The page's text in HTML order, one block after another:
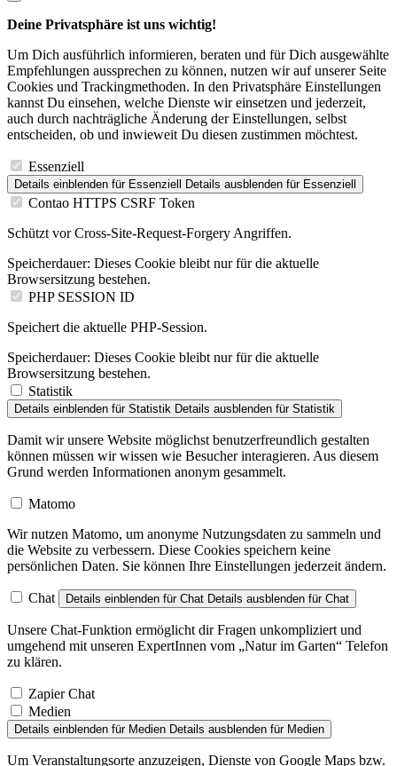
Um Dich ausführlich informieren, beraten und für Dich ausgewählte
Empfehlungen aussprechen zu können, nutzen wir auf unserer Seite
Cookies und Trackingmethoden. In den Privatsphäre Einstellungen
kannst Du einsehen, welche Dienste wir einsetzen und jederzeit,
auch durch nachträgliche Änderung der Einstellungen, selbst
entscheiden, ob und inwieweit Du diesen zustimmen möchtest.
Essenziell
Contao HTTPS CSRF Token
Schützt vor Cross-Site-Request-Forgery Angriffen.
Speicherdauer:Dieses Cookie bleibt nur für die aktuelle
PHP SESSION ID
Speichert die aktuelle PHP-Session.
Speicherdauer:Dieses Cookie bleibt nur für die aktuelle
Browsersitzung bestehen.
Statistik
Details einblendenfür Statistik
Damit wir unsere Website möglichst benutzerfreundlich gestalten
können müssen wir wissen wie Besucher interagieren. Aus diesem
Grund werden Informationen anonym gesammelt.
Matomo
Wir nutzen Matomo, um anonyme Nutzungsdaten zu sammeln und
persönlichen Daten. Sie können Ihre Einstellungen jederzeit ändern.
Chat Details einblendenfür Chat Details ausblendenfür Chat
Unsere Chat-Funktion ermöglicht dir Fragen unkompliziert und
umgehend mit unseren ExpertInnen vom „Natur im Garten“ Telefon
zu klären.
Zapier Chat
Details einblenden
Um Veranstaltungsorte anzuzeigen, Dienste von Google Maps bzw.
YouTube zu nutzen und zur Konversionsmessung von Meta.